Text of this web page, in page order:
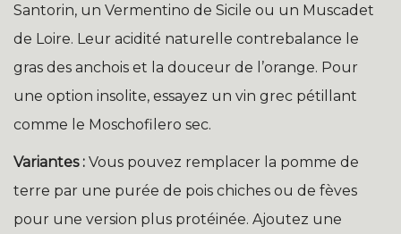
Santorin, un Vermentino de Sicile ou un Muscadet
de Loire. Leur acidité naturelle contrebalance le
gras des anchois et la douceur de l’orange. Pour
une option insolite, essayez un vin grec pétillant
comme le Moschofilero sec.
Variantes : Vous pouvez remplacer la pomme de
terre par une purée de pois chiches ou de fèves
pour une version plus protéinée. Ajoutez une